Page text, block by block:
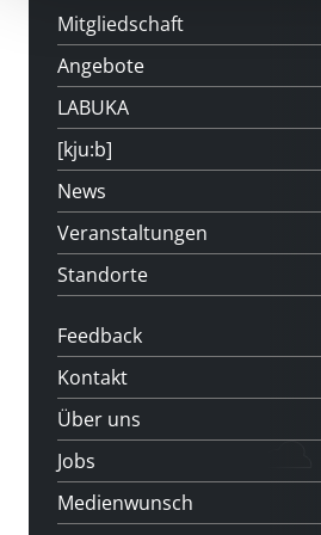
Mitgliedschaft
Angebote
LABUKA
[kju:b]
News
Veranstaltungen
Standorte
Feedback
Kontakt
Über uns
Jobs
Medienwunsch